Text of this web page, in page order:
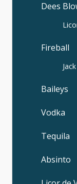
Dees
Fireball
Baileys
Vodka
Tequila
Absinto